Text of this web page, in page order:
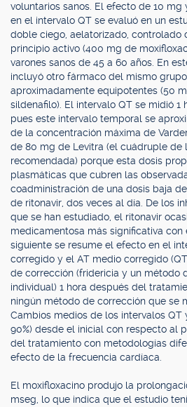
voluntarios sanos. El efecto de 10
en el intervalo QT se evaluó en un
doble ciego, aelatorizado, controlado
principio activo (400 mg de
varones sanos de 45 a 60 años. En
incluyó otro fármaco del mismo
aproximadamente equipotentes (50
sildenafilo). El intervalo QT se midió 1
pues este intervalo temporal se
de la concentración máxima de
de 80 mg de Levitra (el cuádruple de
recomendada) porque esta dosis
plasmáticas que cubren las
coadministración de una dosis baja
de ritonavir, dos veces al día. De los
que se han estudiado, el ritonavir
medicamentosa más significativa con
siguiente se resume el efecto en el
corregido y el AT medio corregido
de corrección (fridericia y un método
individual) 1 hora después del
ningún método de corrección que se
Cambios medios de los intervalos QT
90%) desde el inicial con respecto al
del tratamiento con metodologías
efecto de la frecuencia cardíaca.
El moxifloxacino produjo la
mseg, lo que indica que el estudio